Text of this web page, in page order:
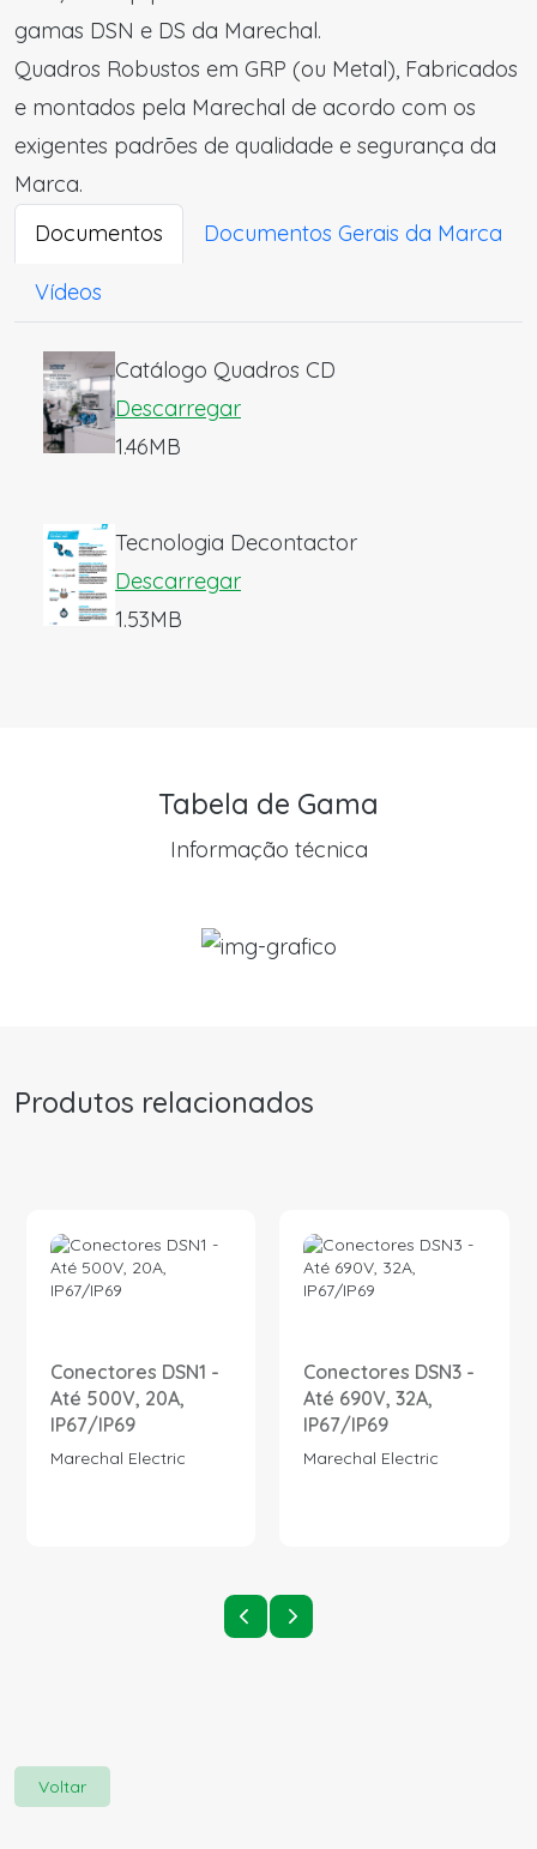
gamas DSN e DS da Marechal.
Quadros Robustos em GRP (ou Metal), Fabricados
e montados pela Marechal de acordo com os
exigentes padrões de qualidade e segurança da
Marca.
Documentos
Documentos Gerais da Marca
Vídeos
Catálogo Quadros CD
Descarregar
1.46MB
Tecnologia Decontactor
Descarregar
1.53MB
Tabela de Gama
Informação técnica
Produtos relacionados
Conectores DSN1 -
Até 500V, 20A,
IP67/IP69
Marechal Electric
Conectores DSN3 -
Até 690V, 32A,
IP67/IP69
Marechal Electric
Voltar